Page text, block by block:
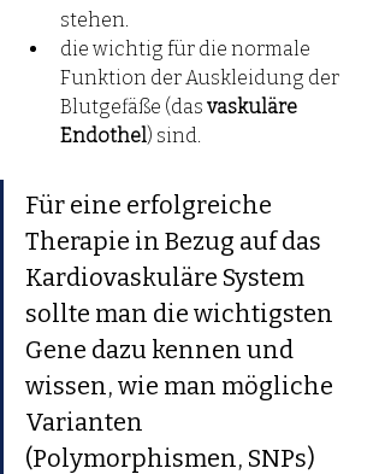
stehen.
die wichtig für die normale
Funktion der Auskleidung der
Blutgefäße (das vaskuläre
Endothel) sind.
Für eine erfolgreiche
Therapie in Bezug auf das
Kardiovaskuläre System
sollte man die wichtigsten
Gene dazu kennen und
wissen, wie man mögliche
Varianten
(Polymorphismen, SNPs)